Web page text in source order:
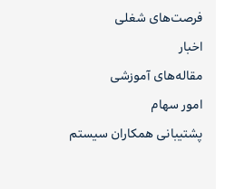
فرصت‌های شغلی
اخبار
مقاله‌های آموزشی
امور سهام
پشتیبانی همکاران سیستم